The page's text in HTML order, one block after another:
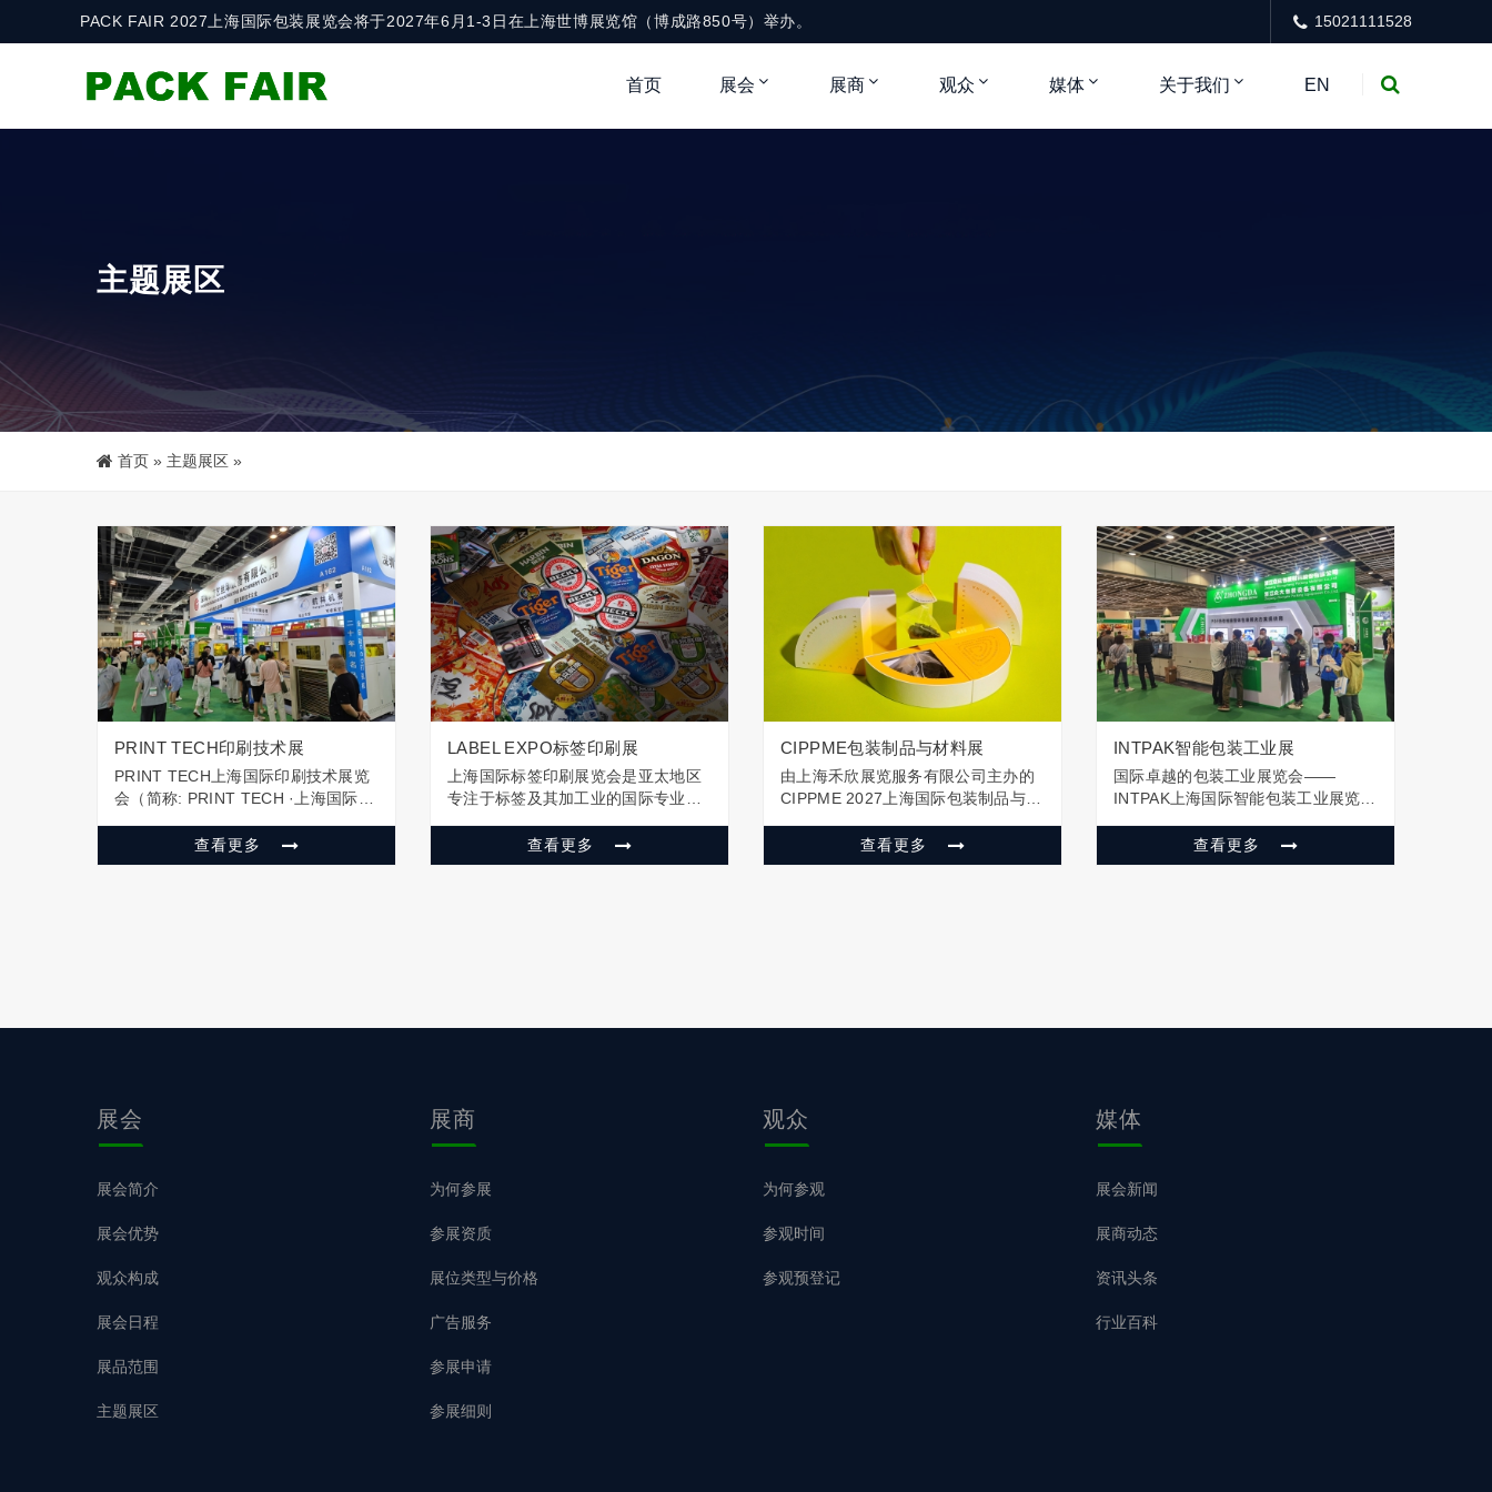
PACK FAIR 2027上海国际包装展览会将于2027年6月1-3日在上海世博展览馆（博成路850号）举办。 15021111528
首页 展会 展商 观众 媒体 关于我们 EN
主题展区
首页 » 主题展区 »
PRINT TECH印刷技术展
PRINT TECH上海国际印刷技术展览
会（简称: PRINT TECH ·上海国际印
专业展览会之一。PRINT TECH上海
国际印刷展览会由上海禾欣展览服务
查看更多
LABEL EXPO标签印刷展
上海国际标签印刷展览会是亚太地区
专注于标签及其加工业的国际专业展
覆盖标签、包装、印刷全产业链，打
造一站式商贸平台。立足国内，面向
查看更多
CIPPME包装制品与材料展
由上海禾欣展览服务有限公司主办的
CIPPME 2027上海国际包装制品与材
模与影响力的专业包装贸易平台。展
会选址全球经贸中心上海，辐射范围
查看更多
INTPAK智能包装工业展
国际卓越的包装工业展览会——
INTPAK上海国际智能包装工业展览会
展览会。INTPAK立足全球著名的贸易
中心上海，辐射整个亚洲，重点关注
查看更多
展会
展会简介
展会优势
观众构成
展会日程
展品范围
主题展区
展商
为何参展
参展资质
展位类型与价格
广告服务
参展申请
参展细则
观众
为何参观
参观时间
参观预登记
媒体
展会新闻
展商动态
资讯头条
行业百科